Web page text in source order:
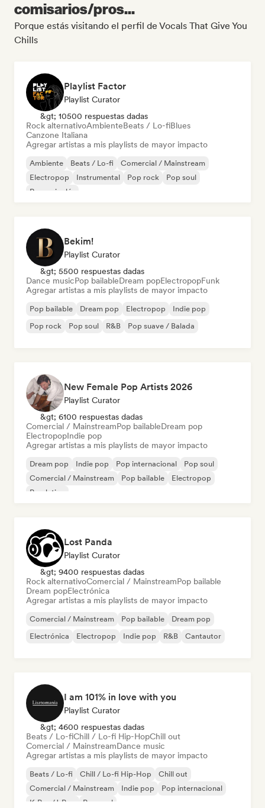
comisarios/pros...
Porque estás visitando el perfil de Vocals That Give You
Chills
Playlist Factor
Playlist Curator
&gt; 10500 respuestas dadas
Rock alternativoAmbienteBeats / Lo-fiBlues
Canzone Italiana
Agregar artistas a mis playlists de mayor impacto
Ambiente Beats / Lo-fi
Comercial / Mainstream
Electropop
Instrumental Pop rock
Pop soul
Rap en inglés
Bekim!
Playlist Curator
&gt; 5500 respuestas dadas
Dance musicPop bailableDream popElectropopFunk
Agregar artistas a mis playlists de mayor impacto
Pop bailable Dream pop Electropop
Indie pop
Pop rock
Pop soul R&B Pop suave / Balada
New Female Pop Artists 2026
Playlist Curator
&gt; 6100 respuestas dadas
Comercial / MainstreamPop bailableDream pop
ElectropopIndie pop
Agregar artistas a mis playlists de mayor impacto
Dream pop Indie pop Pop internacional
Pop soul
Comercial / Mainstream
Pop bailable
Electropop
Pop latino
Lost Panda
Playlist Curator
&gt; 9400 respuestas dadas
Rock alternativoComercial / MainstreamPop bailable
Dream popElectrónica
Agregar artistas a mis playlists de mayor impacto
Comercial / Mainstream Pop bailable
Dream pop
Electrónica
Electropop Indie pop R&B Cantautor
I am 101% in love with you
Playlist Curator
&gt; 4600 respuestas dadas
Beats / Lo-fiChill / Lo-fi Hip-HopChill out
Comercial / MainstreamDance music
Agregar artistas a mis playlists de mayor impacto
Beats / Lo-fi Chill / Lo-fi Hip-Hop
Chill out
Comercial / Mainstream
Indie pop
Pop internacional
K-Pop/J-Pop
Pop soul